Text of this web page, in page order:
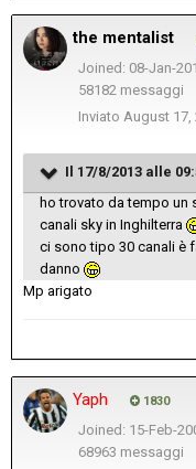
the mentalist
Joined: 08-Jan-
58182 messaggi
Inviato August 17,
Il 17/8/2013 alle
ho trovato da tempo un
canali sky in Inghilterra
ci sono tipo 30 canali è
danno
Mp arigato
Yaph 1830
Joined: 15-Feb-
68963 messaggi